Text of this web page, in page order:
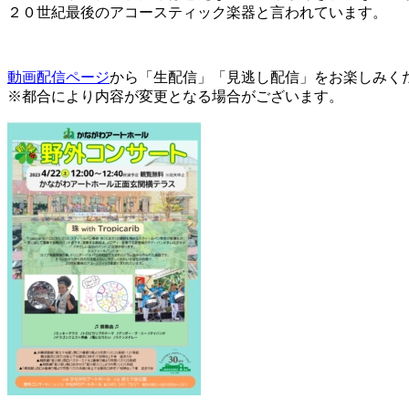
２０世紀最後のアコースティック楽器と言われています。
動画配信ページから「生配信」「見逃し配信」をお楽しみく
※都合により内容が変更となる場合がございます。